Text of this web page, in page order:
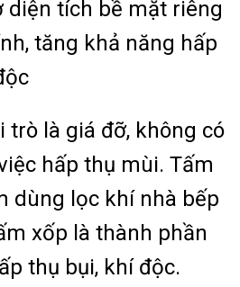
diện tích bề mặt riêng
tăng khả năng hấp
trò là giá đỡ, không có
hấp thụ mùi. Tấm
dùng lọc khí nhà bếp
xốp là thành phần
thụ bụi, khí độc.